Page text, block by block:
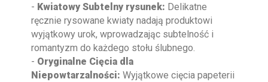
- Kwiatowy Subtelny rysunek: Delikatne
ręcznie rysowane kwiaty nadają produktowi
wyjątkowy urok, wprowadzając subtelność i
romantyzm do każdego stołu ślubnego.
- Oryginalne Cięcia dla
Niepowtarzalności:Wyjątkowe cięcia papeterii